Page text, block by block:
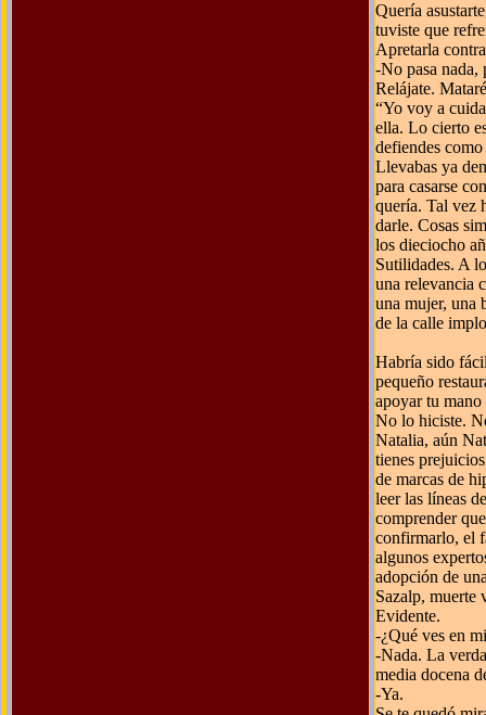
Quería
tuviste que
Apretarla
-No pasa nada,
Relájate.
“Yo voy a
ella. Lo cierto
defiendes
Llevabas ya
para casarse
quería. Tal vez
darle. Cosas
los dieciocho
Sutilidades. A
una relevancia
una mujer, una
de la calle
Habría sido
pequeño
apoyar tu
No lo hiciste.
Natalia, aún
tienes
de marcas de
leer las líneas
comprender
confirmarlo, el
algunos
adopción de
Sazalp, muerte
Evidente.
-¿Qué ves en
-Nada. La
media docena
-Ya.